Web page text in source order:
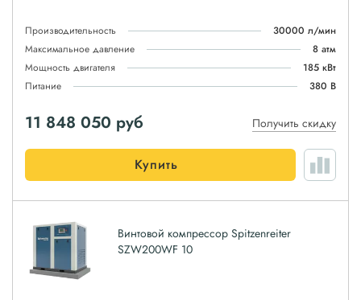
Производительность
30000 л/мин
Максимальное давление
8 атм
Мощность двигателя
185 кВт
Питание
380 В
11 848 050 руб Получить скидку
Купить
Винтовой компрессор Spitzenreiter
SZW200WF 10